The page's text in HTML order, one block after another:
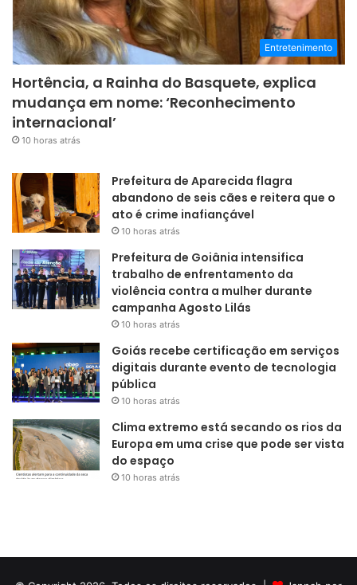
Entretenimento
Hortência, a Rainha do Basquete, explica
mudança em nome: ‘Reconhecimento
internacional’
10 horas atrás
Prefeitura de Aparecida flagra
abandono de seis cães e reitera que o
ato é crime inafiançável
10 horas atrás
Prefeitura de Goiânia intensifica
trabalho de enfrentamento da
violência contra a mulher durante
campanha Agosto Lilás
10 horas atrás
Goiás recebe certificação em serviços
digitais durante evento de tecnologia
pública
10 horas atrás
Clima extremo está secando os rios da
Europa em uma crise que pode ser vista
do espaço
10 horas atrás